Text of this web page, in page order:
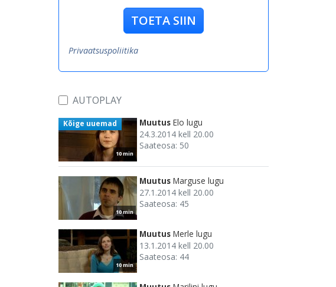
TOETA SIIN
Privaatsuspoliitika
AUTOPLAY
10 min
Kõige uuemad Muutus Elo lugu
24.3.2014 kell 20.00
Saateosa: 50
10 min
Muutus Marguse lugu
27.1.2014 kell 20.00
Saateosa: 45
10 min
Muutus Merle lugu
13.1.2014 kell 20.00
Saateosa: 44